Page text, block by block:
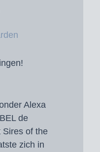
Alexa
de
Sires of the
zich in